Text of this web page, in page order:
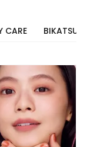
CARE BIKATSU